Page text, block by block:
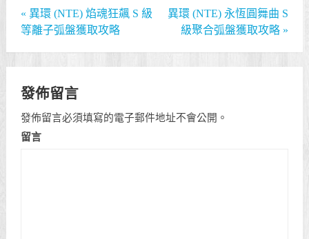
« 異環 (NTE) 焰魂狂飆 S 級
等離子弧盤獲取攻略
異環 (NTE) 永恆圓舞曲 S
級聚合弧盤獲取攻略 »
發佈留言
發佈留言必須填寫的電子郵件地址不會公開。
留言